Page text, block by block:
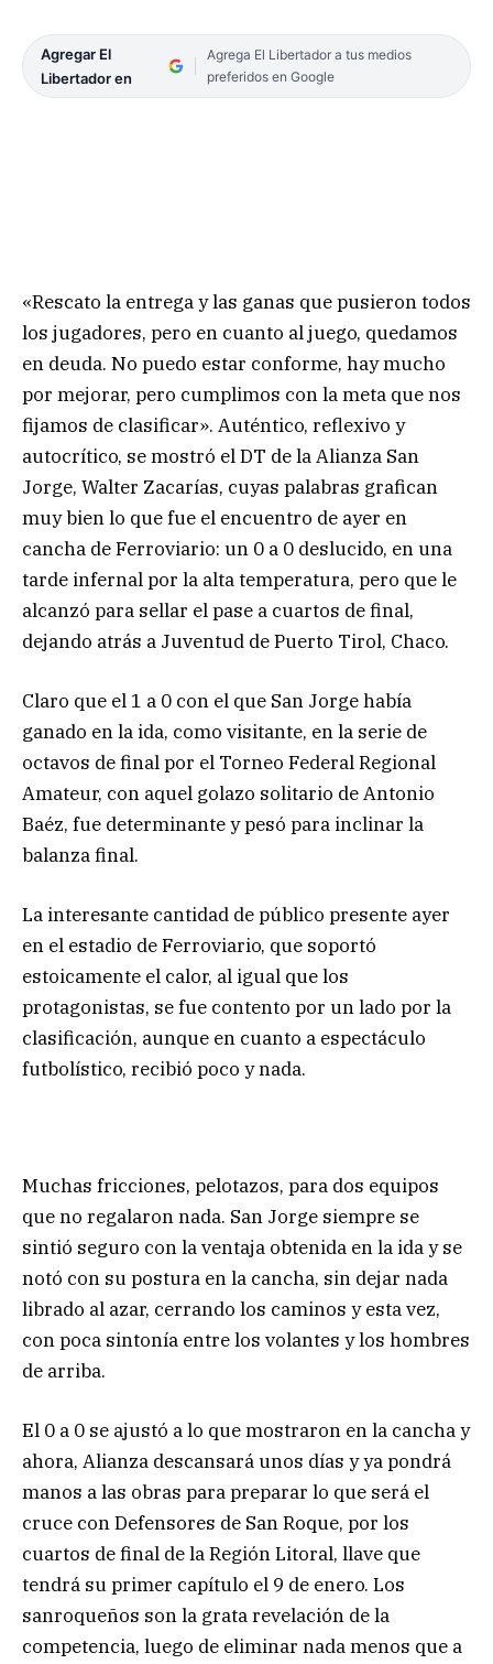
Agregar El
Libertador en
Agrega El Libertador a tus medios
preferidos en Google
«Rescato la entrega y las ganas que pusieron todos
los jugadores, pero en cuanto al juego, quedamos
en deuda. No puedo estar conforme, hay mucho
por mejorar, pero cumplimos con la meta que nos
fijamos de clasificar». Auténtico, reflexivo y
autocrítico, se mostró el DT de la Alianza San
Jorge, Walter Zacarías, cuyas palabras grafican
muy bien lo que fue el encuentro de ayer en
cancha de Ferroviario: un 0 a 0 deslucido, en una
tarde infernal por la alta temperatura, pero que le
alcanzó para sellar el pase a cuartos de final,
dejando atrás a Juventud de Puerto Tirol, Chaco.
Claro que el 1 a 0 con el que San Jorge había
ganado en la ida, como visitante, en la serie de
octavos de final por el Torneo Federal Regional
Amateur, con aquel golazo solitario de Antonio
Baéz, fue determinante y pesó para inclinar la
balanza final.
La interesante cantidad de público presente ayer
en el estadio de Ferroviario, que soportó
estoicamente el calor, al igual que los
protagonistas, se fue contento por un lado por la
clasificación, aunque en cuanto a espectáculo
futbolístico, recibió poco y nada.
Muchas fricciones, pelotazos, para dos equipos
que no regalaron nada. San Jorge siempre se
sintió seguro con la ventaja obtenida en la ida y se
notó con su postura en la cancha, sin dejar nada
librado al azar, cerrando los caminos y esta vez,
con poca sintonía entre los volantes y los hombres
de arriba.
El 0 a 0 se ajustó a lo que mostraron en la cancha y
ahora, Alianza descansará unos días y ya pondrá
manos a las obras para preparar lo que será el
cruce con Defensores de San Roque, por los
cuartos de final de la Región Litoral, llave que
tendrá su primer capítulo el 9 de enero. Los
sanroqueños son la grata revelación de la
competencia, luego de eliminar nada menos que a